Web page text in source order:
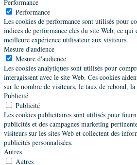
Performance
Performance
Les cookies de performance sont utilisés pour
indices de performance clés du site Web, ce
meilleure expérience utilisateur aux visiteurs.
Mesure d'audience
Mesure d'audience
Les cookies analytiques sont utilisés pour
interagissent avec le site Web. Ces cookies
sur le nombre de visiteurs, le taux de rebond,
Publicité
Publicité
Les cookies publicitaires sont utilisés pour
publicités et des campagnes marketing
visiteurs sur les sites Web et collectent des
publicités personnalisées.
Autres
Autres